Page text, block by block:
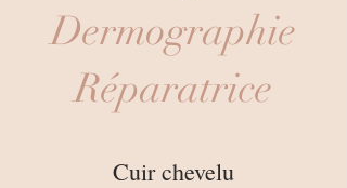
Dermographie
Réparatrice
Cuir chevelu